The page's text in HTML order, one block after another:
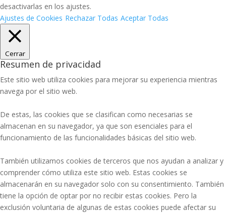
desactivarlas en los ajustes.
Ajustes de Cookies Rechazar Todas Aceptar Todas
Cerrar
Resumen de privacidad
Este sitio web utiliza cookies para mejorar su experiencia mientras
navega por el sitio web.
De estas, las cookies que se clasifican como necesarias se
almacenan en su navegador, ya que son esenciales para el
funcionamiento de las funcionalidades básicas del sitio web.
También utilizamos cookies de terceros que nos ayudan a analizar y
comprender cómo utiliza este sitio web. Estas cookies se
almacenarán en su navegador solo con su consentimiento. También
tiene la opción de optar por no recibir estas cookies. Pero la
exclusión voluntaria de algunas de estas cookies puede afectar su